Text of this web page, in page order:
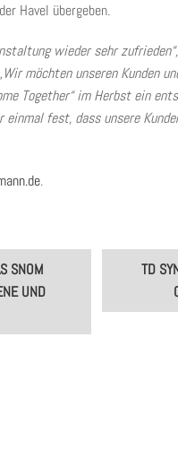
Havel übergeben.
wieder sehr zufrieden“,
„Wir möchten unseren Kunden
Together“ im Herbst ein
fest, dass unsere
.
SNOM
UND
TD